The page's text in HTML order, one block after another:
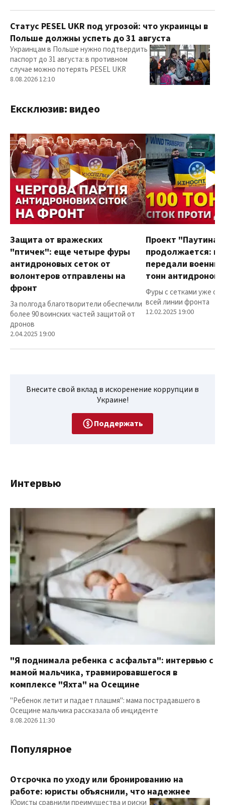
Статус PESEL UKR под угрозой: что украинцы в
Польше должны успеть до 31 августа
Украинцам в Польше нужно подтвердить
паспорт до 31 августа: в противном
случае можно потерять PESEL UKR
8.08.2026 12:10
Ексклюзив: видео
Защита от вражеских
"птичек": еще четыре фуры
антидроновых сеток от
волонтеров отправлены на
фронт
За полгода благотворители обеспечили
более 90 воинских частей защитой от
дронов
2.04.2025 19:00
Проект "Паутина"
продолжается:
передали
тонн
Фуры с сетками уже
всей линии фронта
12.02.2025 19:00
Внесите свой вклад в искоренение коррупции в
Украине!
Поддержать
Интервью
"Я поднимала ребенка с асфальта": интервью с
мамой мальчика, травмировавшегося в
комплексе "Яхта" на Осещине
"Ребенок летит и падает плашмя": мама пострадавшего в
Осещине мальчика рассказала об инциденте
8.08.2026 11:30
Популярное
Отсрочка по уходу или бронированию на
работе: юристы объяснили, что надежнее
Юристы сравнили преимущества и риски